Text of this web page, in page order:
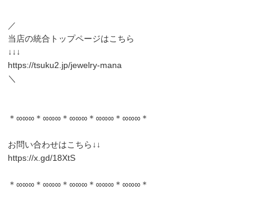
／
当店の統合トップページはこちら
↓↓↓
https://tsuku2.jp/jewelry-mana
＼
＊∞∞∞＊∞∞∞＊∞∞∞＊∞∞∞＊∞∞∞＊
お問い合わせはこちら↓↓
https://x.gd/18XtS
＊∞∞∞＊∞∞∞＊∞∞∞＊∞∞∞＊∞∞∞＊